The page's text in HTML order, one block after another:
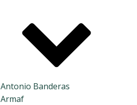
Antonio Banderas
Armaf